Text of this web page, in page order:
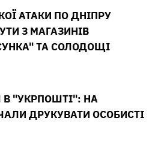
АТАКИ ПО ДНІПРУ
З МАГАЗИНІВ
ТА СОЛОДОЩІ
"УКРПОШТІ": НА
ДРУКУВАТИ ОСОБИСТІ